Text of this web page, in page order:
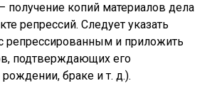
получение копий материалов дела
репрессий. Следует указать
репрессированным и приложить
подтверждающих его
браке и т. д.).